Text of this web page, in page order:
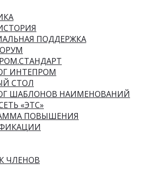
ПОДДЕРЖКА
ИНТЕПРОМ
СТОЛ
ШАБЛОНОВ НАИМЕНОВАНИЙ
«ЭТС»
ПОВЫШЕНИЯ
ЧЛЕНОВ